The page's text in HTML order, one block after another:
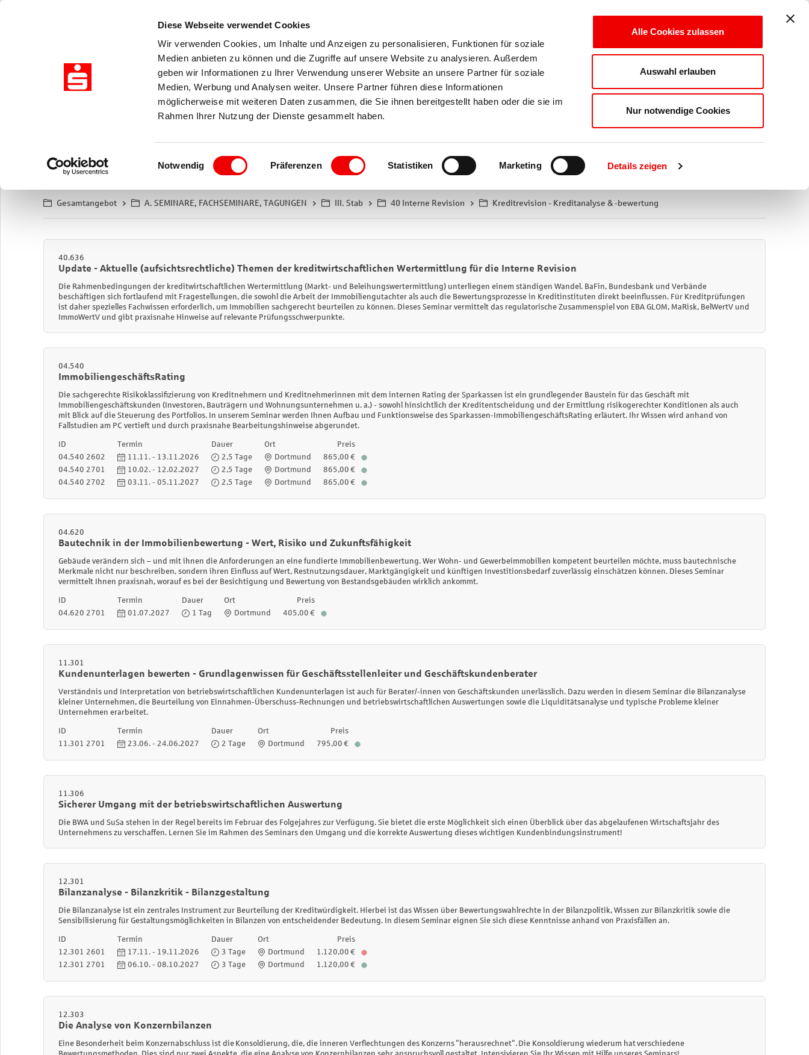
Diese Webseite verwendet Cookies
Wir verwenden Cookies, um Inhalte und Anzeigen zu personalisieren, Funktionen für soziale
Medien anbieten zu können und die Zugriffe auf unsere Website zu analysieren. Außerdem
geben wir Informationen zu Ihrer Verwendung unserer Website an unsere Partner für soziale
Medien, Werbung und Analysen weiter. Unsere Partner führen diese Informationen
möglicherweise mit weiteren Daten zusammen, die Sie ihnen bereitgestellt haben oder die sie im
Rahmen Ihrer Nutzung der Dienste gesammelt haben.
Einwilligungsauswahl
Notwendig Präferenzen Statistiken Marketing Details zeigen
Alle Cookies zulassen
Auswahl erlauben
Nur notwendige Cookies
LOGIN
Nur in "Kreditrevision - Kreditanalyse & -bewertung"
Erweiterte Suche
Präsenz eLearning
Gesamtangebot A. SEMINARE, FACHSEMINARE, TAGUNGEN III. Stab 40 Interne Revision Kreditrevision - Kreditanalyse & -bewertung
40.636
Update - Aktuelle (aufsichtsrechtliche) Themen der kreditwirtschaftlichen Wertermittlung für die Interne Revision
Die Rahmenbedingungen der kreditwirtschaftlichen Wertermittlung (Markt- und Beleihungswertermittlung) unterliegen einem ständigen Wandel. BaFin, Bundesbank und Verbände
beschäftigen sich fortlaufend mit Fragestellungen, die sowohl die Arbeit der Immobiliengutachter als auch die Bewertungsprozesse in Kreditinstituten direkt beeinflussen. Für Kreditprüfungen
ist daher spezielles Fachwissen erforderlich, um Immobilien sachgerecht beurteilen zu können. Dieses Seminar vermittelt das regulatorische Zusammenspiel von EBA GLOM, MaRisk, BelWertV und
ImmoWertV und gibt praxisnahe Hinweise auf relevante Prüfungsschwerpunkte.
04.540
ImmobiliengeschäftsRating
Die sachgerechte Risikoklassifizierung von Kreditnehmern und Kreditnehmerinnen mit dem internen Rating der Sparkassen ist ein grundlegender Baustein für das Geschäft mit
Immobiliengeschäftskunden (Investoren, Bauträgern und Wohnungsunternehmen u. a.) - sowohl hinsichtlich der Kreditentscheidung und der Ermittlung risikogerechter Konditionen als auch
mit Blick auf die Steuerung des Portfolios. In unserem Seminar werden Ihnen Aufbau und Funktionsweise des Sparkassen-ImmobiliengeschäftsRating erläutert. Ihr Wissen wird anhand von
Fallstudien am PC vertieft und durch praxisnahe Bearbeitungshinweise abgerundet.
ID Termin Dauer Ort
Preis
04.540 2602
11.11. - 13.11.2026 2,5 Tage Dortmund
865,00 €
04.540 2701
10.02. - 12.02.2027 2,5 Tage Dortmund
865,00 €
04.540 2702
03.11. - 05.11.2027 2,5 Tage Dortmund 865,00 €
04.620
Bautechnik in der Immobilienbewertung - Wert, Risiko und Zukunftsfähigkeit
Gebäude verändern sich – und mit ihnen die Anforderungen an eine fundierte Immobilienbewertung. Wer Wohn- und Gewerbeimmobilien kompetent beurteilen möchte, muss bautechnische
Merkmale nicht nur beschreiben, sondern ihren Einfluss auf Wert, Restnutzungsdauer, Marktgängigkeit und künftigen Investitionsbedarf zuverlässig einschätzen können. Dieses Seminar
vermittelt Ihnen praxisnah, worauf es bei der Besichtigung und Bewertung von Bestandsgebäuden wirklich ankommt.
ID Termin Dauer Ort
Preis
04.620 2701
01.07.2027 1 Tag Dortmund 405,00 €
11.301
Kundenunterlagen bewerten - Grundlagenwissen für Geschäftsstellenleiter und Geschäftskundenberater
Verständnis und Interpretation von betriebswirtschaftlichen Kundenunterlagen ist auch für Berater/-innen von Geschäftskunden unerlässlich. Dazu werden in diesem Seminar die Bilanzanalyse
kleiner Unternehmen, die Beurteilung von Einnahmen-Überschuss-Rechnungen und betriebswirtschaftlichen Auswertungen sowie die Liquiditätsanalyse und typische Probleme kleiner
Unternehmen erarbeitet.
ID Termin Dauer Ort
Preis
11.301 2701
23.06. - 24.06.2027 2 Tage Dortmund 795,00 €
11.306
Sicherer Umgang mit der betriebswirtschaftlichen Auswertung
Die BWA und SuSa stehen in der Regel bereits im Februar des Folgejahres zur Verfügung. Sie bietet die erste Möglichkeit sich einen Überblick über das abgelaufenen Wirtschaftsjahr des
Unternehmens zu verschaffen. Lernen Sie im Rahmen des Seminars den Umgang und die korrekte Auswertung dieses wichtigen Kundenbindungsinstrument!
12.301
Bilanzanalyse - Bilanzkritik - Bilanzgestaltung
Die Bilanzanalyse ist ein zentrales Instrument zur Beurteilung der Kreditwürdigkeit. Hierbei ist das Wissen über Bewertungswahlrechte in der Bilanzpolitik, Wissen zur Bilanzkritik sowie die
Sensibilisierung für Gestaltungsmöglichkeiten in Bilanzen von entscheidender Bedeutung. In diesem Seminar eignen Sie sich diese Kenntnisse anhand von Praxisfällen an.
ID Termin Dauer Ort
Preis
12.301 2601
17.11. - 19.11.2026 3 Tage Dortmund
1.120,00 €
12.301 2701
06.10. - 08.10.2027 3 Tage Dortmund 1.120,00 €
12.303
Die Analyse von Konzernbilanzen
Eine Besonderheit beim Konzernabschluss ist die Konsoldierung, die, die inneren Verflechtungen des Konzerns "herausrechnet". Die Konsoldierung wiederum hat verschiedene